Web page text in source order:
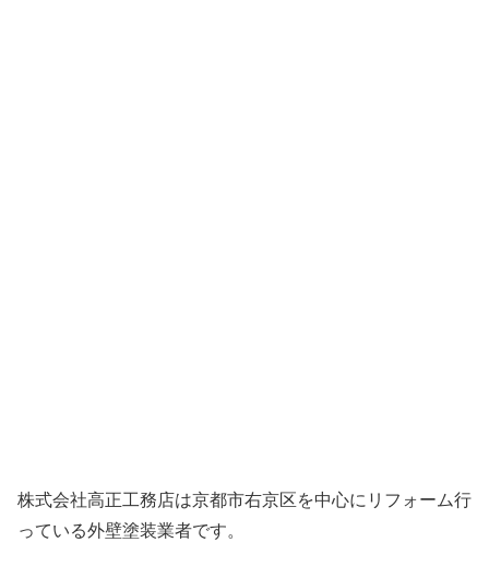
株式会社高正工務店は京都市右京区を中心にリフォーム行
っている外壁塗装業者です。